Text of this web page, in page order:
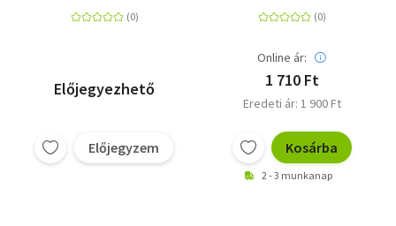
Előjegyezhető
Előjegyzem
Online ár:
1 710 Ft
Eredeti ár: 1 900 Ft
Kosárba
2 - 3 munkanap